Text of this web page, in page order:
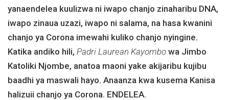
yanaendelea kuulizwa ni iwapo chanjo zinaharibu DNA,
iwapo zinaua uzazi, iwapo ni salama, na hasa kwanini
chanjo ya Corona imewahi kuliko chanjo nyingine.
Katika andiko hili, Padri Laurean Kayombo wa Jimbo
Katoliki Njombe, anatoa maoni yake akijaribu kujibu
baadhi ya maswali hayo. Anaanza kwa kusema Kanisa
halizuii chanjo ya Corona. ENDELEA.